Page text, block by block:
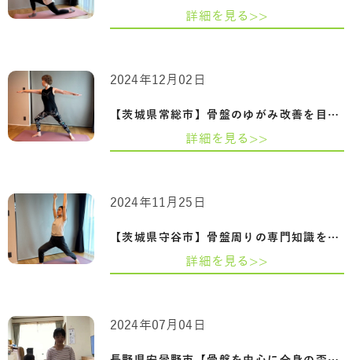
詳細を見る>>
【茨城県常総市】骨盤のゆがみ改善を目指…
2024年12月02日
詳細を見る>>
【茨城県守谷市】骨盤周りの専門知識を習…
2024年11月25日
詳細を見る>>
2024年07月04日